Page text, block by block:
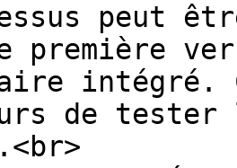
peut
première
intégré.
de tester